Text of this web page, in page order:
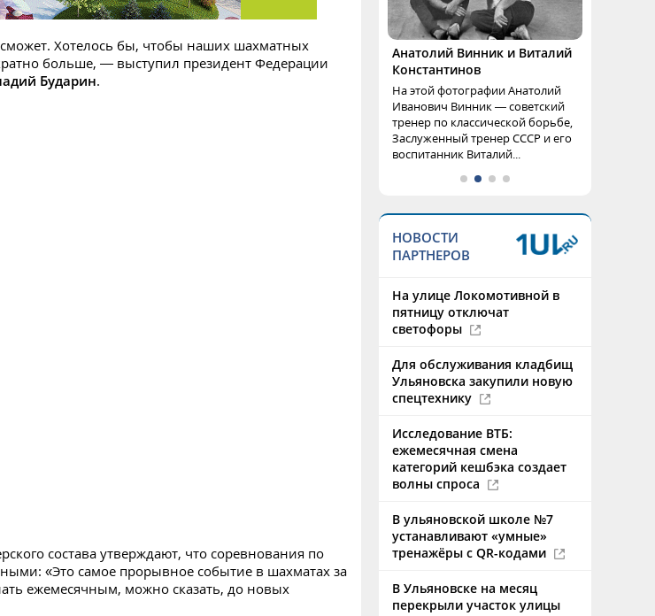
Хотелось бы, чтобы наших шахматных
больше, — выступил президент Федерации
Бударин.
состава утверждают, что соревнования по
«Это самое прорывное событие в шахматах за
ежемесячным, можно сказать, до новых
Анатолий Винник и Виталий
Константинов
На этой фотографии Анатолий
Иванович Винник — советский
тренер по классической борьбе,
Заслуженный тренер СССР и его
воспитанник Виталий...
НОВОСТИ
ПАРТНЕРОВ
На улице Локомотивной в
пятницу отключат
светофоры
Для обслуживания кладбищ
Ульяновска закупили новую
спецтехнику
Исследование ВТБ:
ежемесячная смена
категорий кешбэка создает
волны спроса
В ульяновской школе №7
устанавливают «умные»
тренажёры с QR-кодами
В Ульяновске на месяц
перекрыли участок улицы